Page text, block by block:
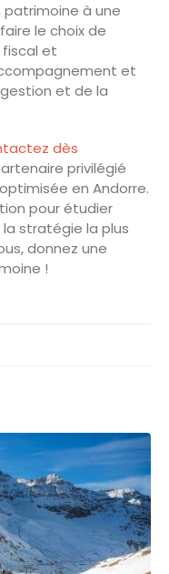
patrimoine à une
le choix de
fiscal et
et
et de la
dès
privilégié
en Andorre.
pour étudier
stratégie la plus
donnez une
!